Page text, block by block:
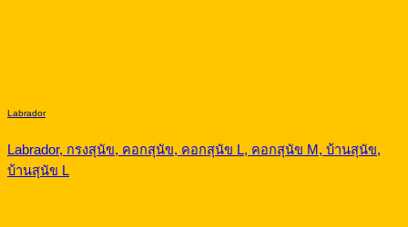
Labrador
Labrador, กรงสุนัข, คอกสุนัข, คอกสุนัข L, คอกสุนัข M, บ้านสุนัข,
บ้านสุนัข L